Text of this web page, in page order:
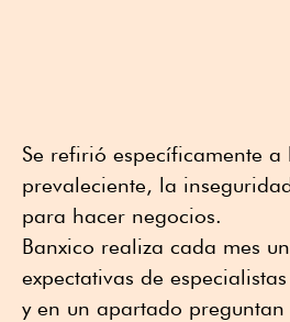
Se refirió específicamente
prevaleciente, la
para hacer negocios.
Banxico realiza cada mes
expectativas de
y en un apartado preguntan